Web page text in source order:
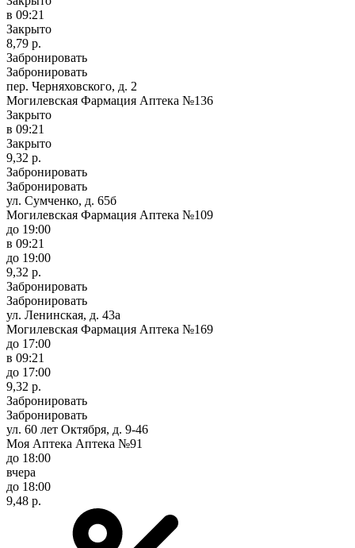
в 09:21
Закрыто
8,79 р.
Забронировать
Забронировать
пер. Черняховского, д. 2
Могилевская Фармация Аптека №136
Закрыто
в 09:21
Закрыто
9,32 р.
Забронировать
Забронировать
ул. Сумченко, д. 65б
Могилевская Фармация Аптека №109
до 19:00
в 09:21
до 19:00
9,32 р.
Забронировать
Забронировать
ул. Ленинская, д. 43а
Могилевская Фармация Аптека №169
до 17:00
в 09:21
до 17:00
9,32 р.
Забронировать
Забронировать
ул. 60 лет Октября, д. 9-46
Моя Аптека Аптека №91
до 18:00
вчера
до 18:00
9,48 р.